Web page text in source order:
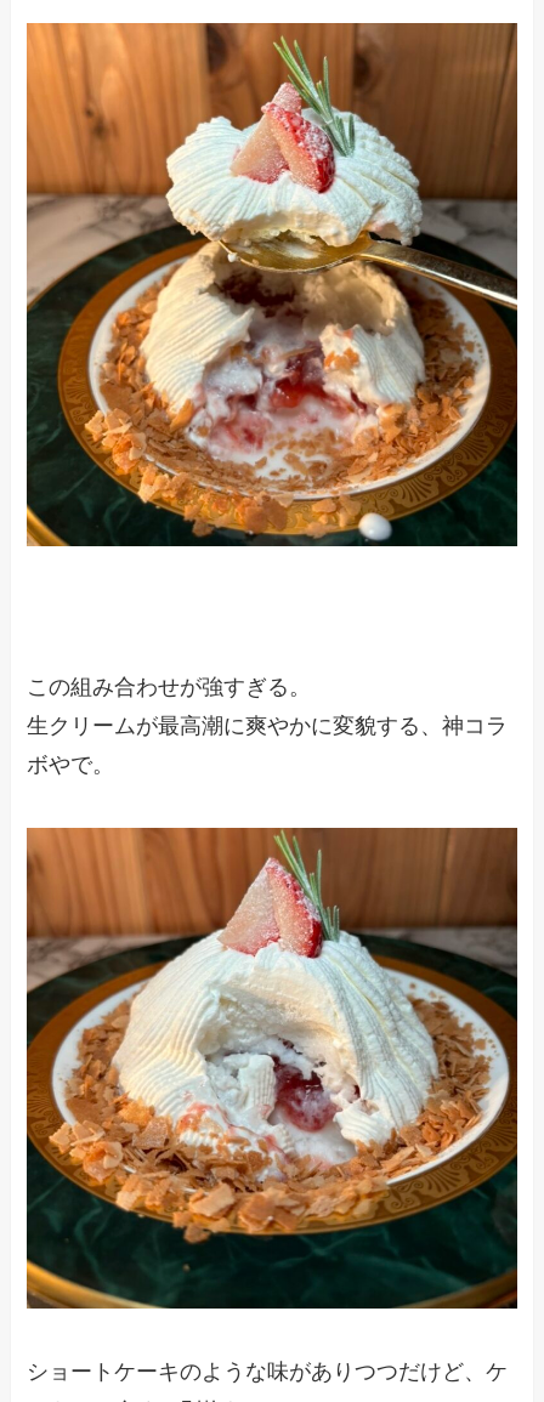
この組み合わせが強すぎる。
生クリームが最高潮に爽やかに変貌する、神コラ
ボやで。
ショートケーキのような味がありつつだけど、ケ